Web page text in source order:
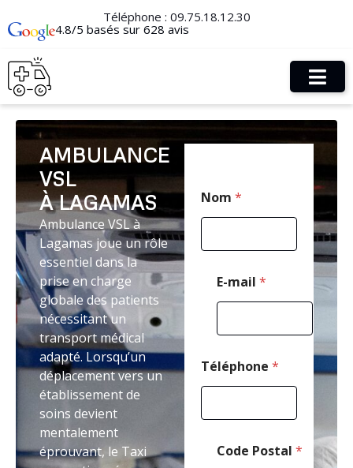
Téléphone : 09.75.18.12.30
4.8/5 basés sur 628 avis
AMBULANCE
VSL
À LAGAMAS
Ambulance VSL à
Lagamas joue un rôle
essentiel dans la
prise en charge
globale des patients
nécessitant un
transport médical
adapté. Lorsqu’un
déplacement vers un
établissement de
soins devient
mentalement
éprouvant, le Taxi
Nom *
E-mail *
M
e
s
s
a
g
e
a
l
Téléphone *
Code Postal *